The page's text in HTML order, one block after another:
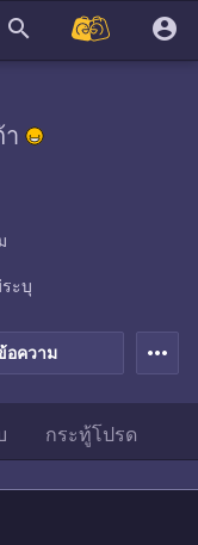
search account_circle
อความ
ะบุ
more_horiz
กระทู้โปรด